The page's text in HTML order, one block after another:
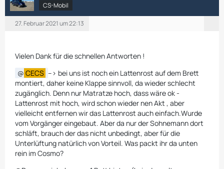
CS-Mobil
27. Februar 2021 um 22:13
Vielen Dank für die schnellen Antworten !
CECS --> bei uns ist noch ein Lattenrost auf dem Brett
montiert, daher keine Klappe sinnvoll, da wieder schlecht
zugänglich. Denn nur Matratze hoch, dass wäre ok -
Lattenrost mit hoch, wird schon wieder nen Akt , aber
vielleicht entfernen wir das Lattenrost auch einfach.Wurde
vom Vorgänger eingebaut. Aber da nur der Sohnemann dort
schläft, brauch der das nicht unbedingt, aber für die
Unterlüftung natürlich von Vorteil. Was packt ihr da unten
rein im Cosmo?